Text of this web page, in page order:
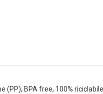
BPA free, 100%